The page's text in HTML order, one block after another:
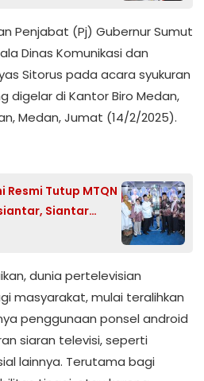
Penjabat (Pj) Gubernur Sumut
Dinas Komunikasi dan
Sitorus pada acara syukuran
digelar di Kantor Biro Medan,
Medan, Jumat (14/2/2025).
Resmi Tutup MTQN
Siantar
dunia pertelevisian
masyarakat, mulai teralihkan
penggunaan ponsel android
siaran televisi, seperti
lainnya. Terutama bagi